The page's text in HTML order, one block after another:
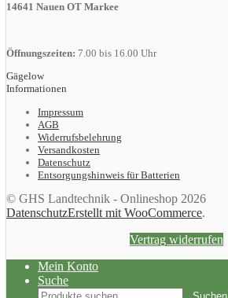
14641 Nauen OT Markee
Öffnungszeiten: 7.00 bis 16.00 Uhr
Gägelow
Informationen
Impressum
AGB
Widerrufsbelehrung
Versandkosten
Datenschutz
Entsorgungshinweis für Batterien
© GHS Landtechnik - Onlineshop 2026
DatenschutzErstellt mit WooCommerce.
Vertrag widerrufen
Mein Konto
Suche
Suchen